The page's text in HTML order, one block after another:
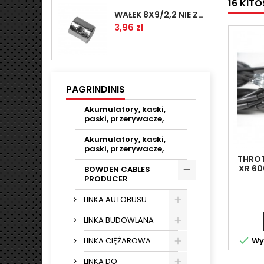
WAŁEK 8X9/2,2 NIE ZAMAWIAĆ
Kaina
3,96 zl
PAGRINDINIS
Akumulatory, kaski,
paski, przerywacze,
Akumulatory, kaski,
paski, przerywacze,
BOWDEN CABLES
PRODUCER
LINKA AUTOBUSU
LINKA BUDOWLANA
LINKA CIĘŻAROWA
LINKA DO
16
XR
